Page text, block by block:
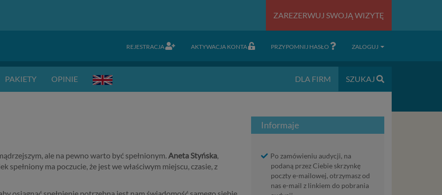
ZAREZERWUJ SWOJĄ WIZYTĘ
REJESTRACJA AKTYWACJA KONTA PRZYPOMNIJ HASŁO ZALOGUJ
PAKIETY OPINIE DLA FIRM SZUKAJ
Informaje
Po zamówieniu audycji, na
podaną przez Ciebie skrzynkę
poczty e-mailowej, otrzymasz od
nas e-mail z linkiem do pobrania
ale na pewno warto być spełnionym.Aneta Styńska,
spełniony ma poczucie, że jest we właściwym miejscu, czasie, z